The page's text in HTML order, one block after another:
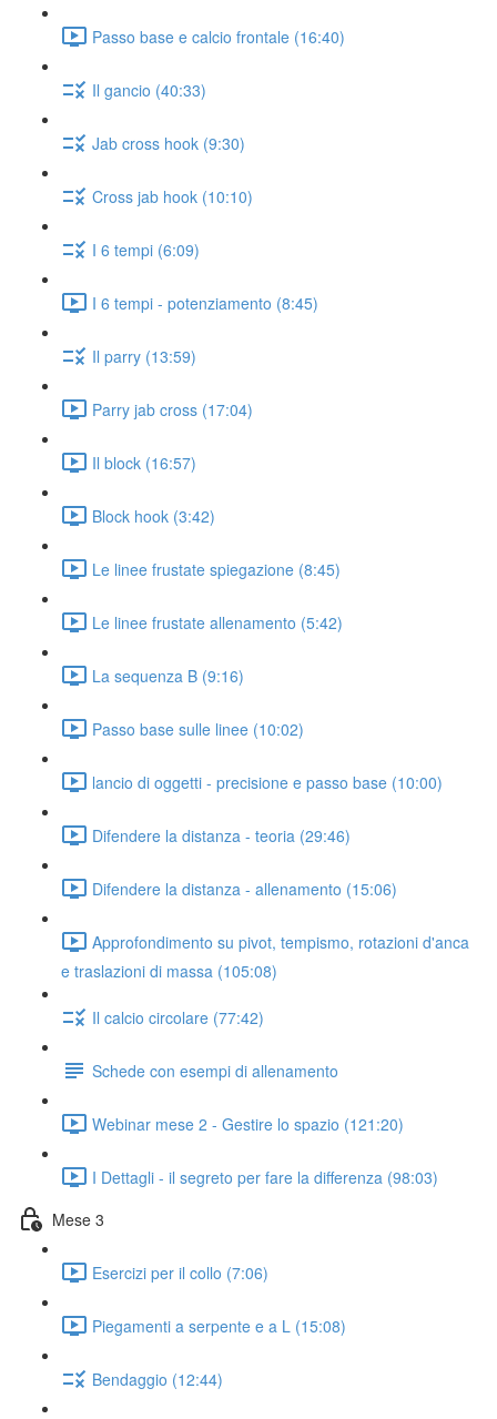
Passo base e calcio frontale (16:40)
Il gancio (40:33)
Jab cross hook (9:30)
Cross jab hook (10:10)
I 6 tempi (6:09)
I 6 tempi - potenziamento (8:45)
Il parry (13:59)
Parry jab cross (17:04)
Il block (16:57)
Block hook (3:42)
Le linee frustate spiegazione (8:45)
Le linee frustate allenamento (5:42)
La sequenza B (9:16)
Passo base sulle linee (10:02)
lancio di oggetti - precisione e passo base (10:00)
Difendere la distanza - teoria (29:46)
Difendere la distanza - allenamento (15:06)
Approfondimento su pivot, tempismo, rotazioni d'anca
e traslazioni di massa (105:08)
Il calcio circolare (77:42)
Schede con esempi di allenamento
Webinar mese 2 - Gestire lo spazio (121:20)
I Dettagli - il segreto per fare la differenza (98:03)
Mese 3
Esercizi per il collo (7:06)
Piegamenti a serpente e a L (15:08)
Bendaggio (12:44)